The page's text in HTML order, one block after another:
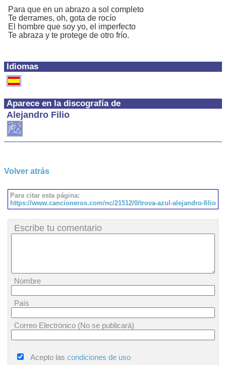
Idiomas
Aparece en la discografía de
Alejandro Filio
Para que en un abrazo a sol completo
Te derrames, oh, gota de rocío
El hombre que soy yo, el imperfecto
Te abraza y te protege de otro frío.
Volver atrás
Para citar esta página:
https://www.cancioneros.com/nc/21512/0/trova-azul-alejandro-filio
Escribe tu comentario
Nombre
País
Correo Electrónico (No se publicará)
Acepto las condiciones de uso